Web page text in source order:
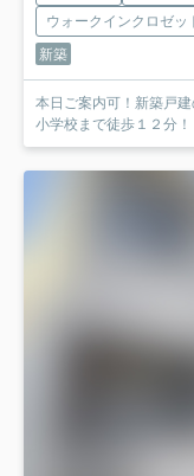
ウォークインクロゼッ
新築
本日ご案内可！新築戸
小学校まで徒歩１２分